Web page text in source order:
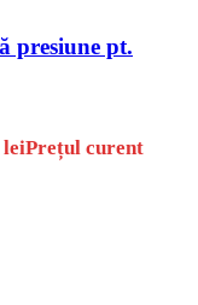
presiune pt.
leiPrețul curent